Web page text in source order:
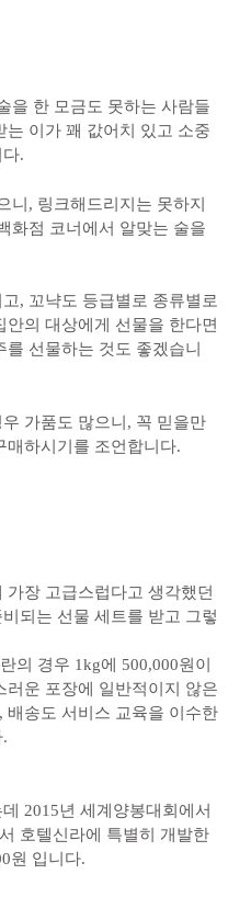
을 한 모금도 못하는 사람들
는 이가 꽤 값어치 있고 소중
.
니, 링크해드리지는 못하지
화점 코너에서 알맞는 술을
, 꼬냑도 등급별로 종류별로
의 대상에게 선물을 한다면
선물하는 것도 좋겠습니
가품도 많으니, 꼭 믿을만
매하시기를 조언합니다.
장 고급스럽다고 생각했던
되는 선물 세트를 받고 그렇
의 경우 1kg에 500,000원이
러운 포장에 일반적이지 않은
배송도 서비스 교육을 이수한
2015년 세계양봉대회에서
호텔신라에 특별히 개발한
원 입니다.